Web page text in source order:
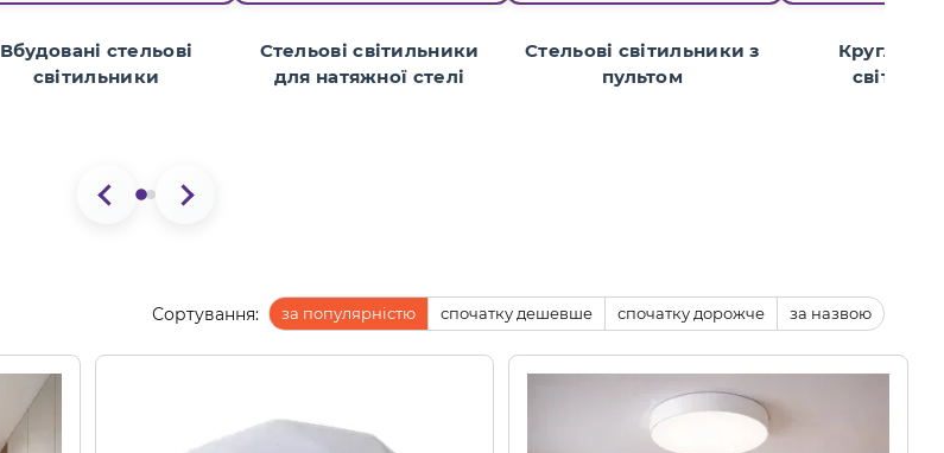
Вбудовані стельові
світильники
Стельові світильники
для натяжної стелі
Стельові світильники з
пультом
Круглі
Сортування: за популярністю спочатку дешевше спочатку дорожче за назвою